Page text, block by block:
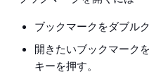
ブックマークをダブル
開きたいブックマーク
キーを押す。